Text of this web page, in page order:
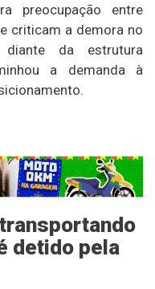
preocupação entre
criticam a demora no
diante da estrutura
a demanda à
detido pela